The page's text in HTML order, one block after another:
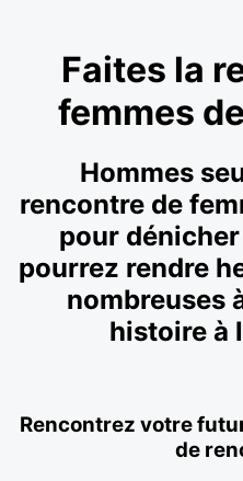
Faites la
femmes
Hommes
rencontre de
pour
pourrez rendre
nombreuses
histoire à
Rencontrez votre
de